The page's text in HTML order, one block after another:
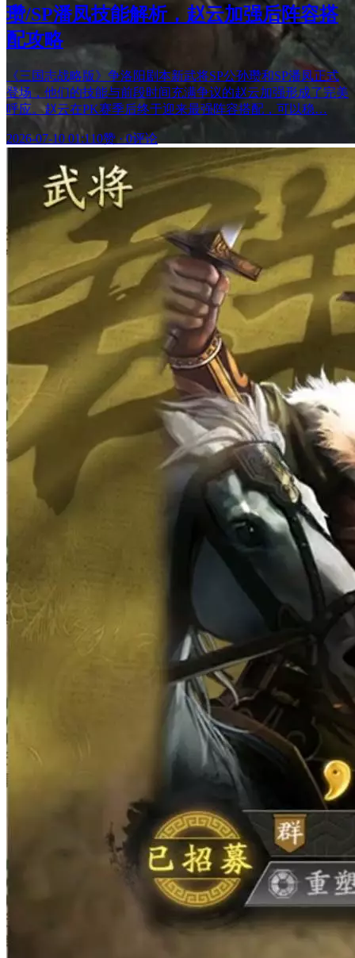
瓒/SP潘凤技能解析，赵云加强后阵容搭
配攻略
《三国志战略版》争洛阳剧本新武将SP公孙瓒和SP潘凤正式
登场，他们的技能与前段时间充满争议的赵云加强形成了完美
呼应。赵云在PK赛季后终于迎来最强阵容搭配，可以稳…
2026-07-10 01:110赞 · 0评论